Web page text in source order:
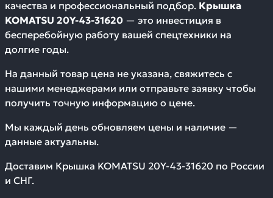
качества и профессиональный подбор. Крышка
KOMATSU 20Y-43-31620 — это инвестиция в
бесперебойную работу вашей спецтехники на
долгие годы.
На данный товар цена не указана, свяжитесь с
нашими менеджерами или отправьте заявку чтобы
получить точную информацию о цене.
Мы каждый день обновляем цены и наличие —
данные актуальны.
Доставим Крышка KOMATSU 20Y-43-31620 по России
и СНГ.